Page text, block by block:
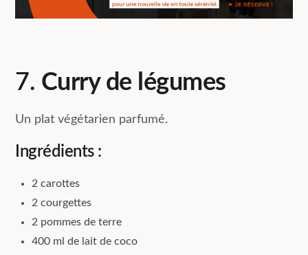
7. Curry de légumes
Un plat végétarien parfumé.
Ingrédients :
2 carottes
2 courgettes
2 pommes de terre
400 ml de lait de coco